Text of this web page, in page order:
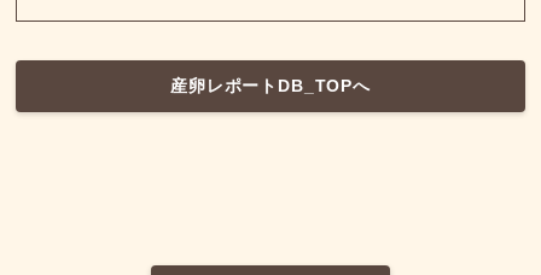
産卵レポートDB_TOPへ